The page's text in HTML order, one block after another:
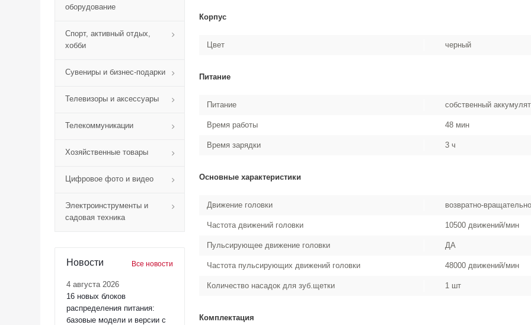
оборудование
Спорт, активный отдых,
хобби
Сувениры и бизнес-подарки
Телевизоры и аксессуары
Телекоммуникации
Хозяйственные товары
Цифровое фото и видео
Электроинструменты и
садовая техника
Новости Все новости
4 августа 2026
16 новых блоков
распределения питания:
базовые модели и версии с
Корпус
Цвет черный
Питание
Питание собственный
Время работы 48 мин
Время зарядки 3 ч
Основные характеристики
Движение головки возвратно-
Частота движений головки 10500 движений/мин
Пульсирующее движение головки ДА
Частота пульсирующих движений головки 48000 движений/мин
Количество насадок для зуб.щетки 1 шт
Комплектация